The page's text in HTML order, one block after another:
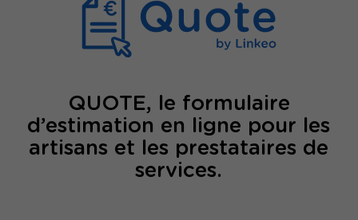
QUOTE, le formulaire
d’estimation en ligne pour les
artisans et les prestataires de
services.